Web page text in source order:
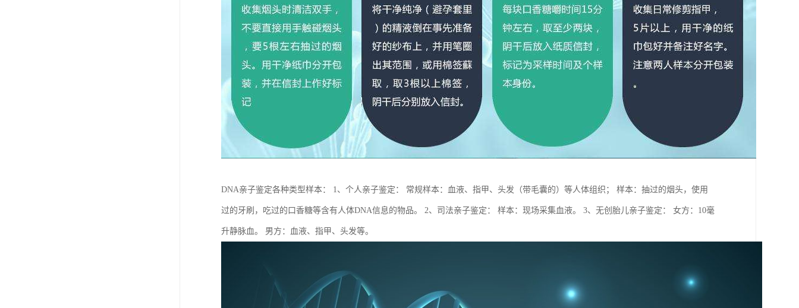
DNA亲子鉴定各种类型样本： 1、个人亲子鉴定： 常规样本：血液、指甲、头发（带毛囊的）等人体组织； 样本：抽过的烟头，使用
过的牙刷，吃过的口香糖等含有人体DNA信息的物品。 2、司法亲子鉴定： 样本：现场采集血液。 3、无创胎儿亲子鉴定： 女方：10毫
升静脉血。 男方：血液、指甲、头发等。